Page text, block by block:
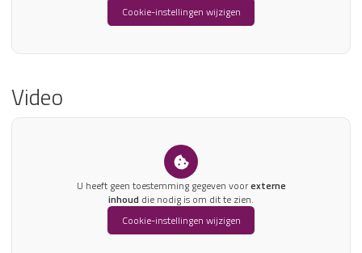
Cookie-instellingen wijzigen
Video
U heeft geen toestemming gegeven voorexterne
inhoud die nodig is om dit te zien.
Cookie-instellingen wijzigen